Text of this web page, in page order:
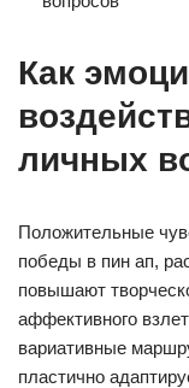
Как
личных
Положительные
победы в пин ап,
повышают
аффективного
вариативные
пластично